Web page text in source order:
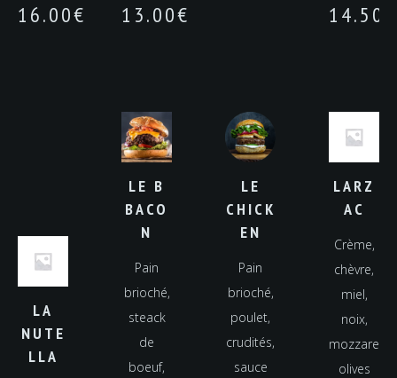
16.00€ 14.50
13.00€
LA
NUTE
LLA
LARZ
AC
Crème,
chèvre,
miel,
noix,
mozzarella,
olives
LE B
BACO
N
Pain
brioché,
steack
de
boeuf,
LE
CHICK
EN
Pain
brioché,
poulet,
crudités,
sauce